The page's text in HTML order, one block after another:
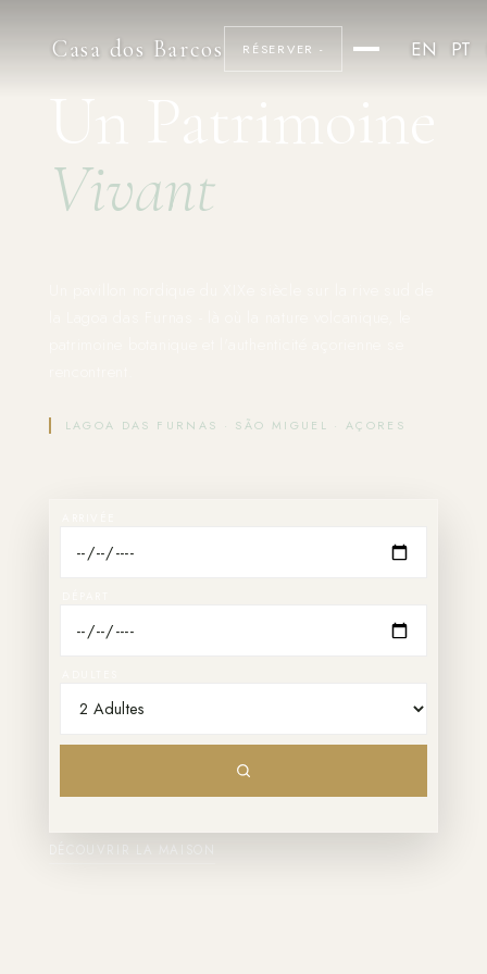
Casa dos Barcos RÉSERVER - EN PT
Un Patrimoine
Vivant
LAGOA DAS FURNAS · SÃO MIGUEL · AÇORES